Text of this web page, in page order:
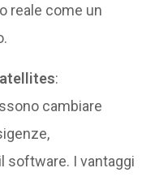
reale come un
:
cambiare
software. I vantaggi